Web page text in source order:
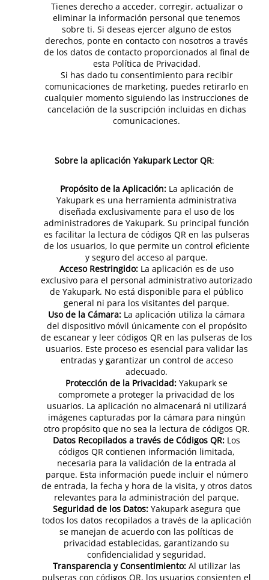
Tienes derecho a acceder, corregir, actualizar o
eliminar la información personal que tenemos
sobre ti. Si deseas ejercer alguno de estos
derechos, ponte en contacto con nosotros a través
de los datos de contacto proporcionados al final de
esta Política de Privacidad.
Si has dado tu consentimiento para recibir
comunicaciones de marketing, puedes retirarlo en
cualquier momento siguiendo las instrucciones de
cancelación de la suscripción incluidas en dichas
comunicaciones.
Sobre la aplicación Yakupark Lector QR:
Propósito de la Aplicación: La aplicación de
Yakupark es una herramienta administrativa
diseñada exclusivamente para el uso de los
administradores de Yakupark. Su principal función
es facilitar la lectura de códigos QR en las pulseras
de los usuarios, lo que permite un control eficiente
y seguro del acceso al parque.
Acceso Restringido: La aplicación es de uso
exclusivo para el personal administrativo autorizado
de Yakupark. No está disponible para el público
general ni para los visitantes del parque.
Uso de la Cámara: La aplicación utiliza la cámara
del dispositivo móvil únicamente con el propósito
de escanear y leer códigos QR en las pulseras de los
usuarios. Este proceso es esencial para validar las
entradas y garantizar un control de acceso
adecuado.
Protección de la Privacidad: Yakupark se
compromete a proteger la privacidad de los
usuarios. La aplicación no almacenará ni utilizará
imágenes capturadas por la cámara para ningún
otro propósito que no sea la lectura de códigos QR.
Datos Recopilados a través de Códigos QR: Los
códigos QR contienen información limitada,
necesaria para la validación de la entrada al
parque. Esta información puede incluir el número
de entrada, la fecha y hora de la visita, y otros datos
relevantes para la administración del parque.
Seguridad de los Datos:Yakupark asegura que
todos los datos recopilados a través de la aplicación
se manejan de acuerdo con las políticas de
privacidad establecidas, garantizando su
confidencialidad y seguridad.
Transparencia y Consentimiento:Al utilizar las
pulseras con códigos QR, los usuarios consienten el